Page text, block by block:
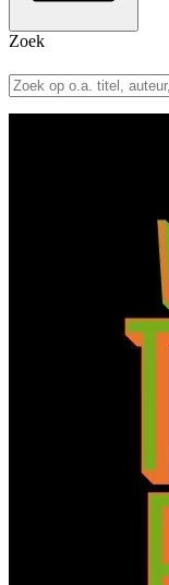
Zoek